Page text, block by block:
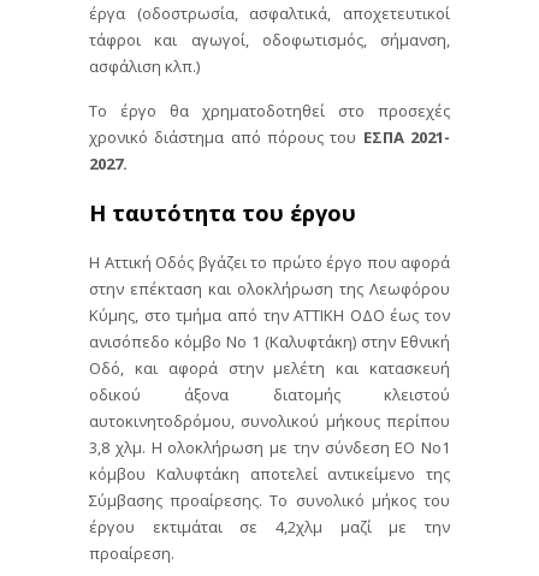
έργα (οδοστρωσία, ασφαλτικά, αποχετευτικοί
τάφροι και αγωγοί, οδοφωτισμός, σήμανση,
ασφάλιση κλπ.)
Το έργο θα χρηματοδοτηθεί στο προσεχές
χρονικό διάστημα από πόρους του ΕΣΠΑ 2021-
2027.
Η ταυτότητα του έργου
Η Αττική Οδός βγάζει το πρώτο έργο που αφορά
στην επέκταση και ολοκλήρωση της Λεωφόρου
Κύμης, στο τμήμα από την ΑΤΤΙΚΗ ΟΔΟ έως τον
ανισόπεδο κόμβο Νο 1 (Καλυφτάκη) στην Εθνική
Οδό, και αφορά στην μελέτη και κατασκευή
οδικού άξονα διατομής κλειστού
αυτοκινητοδρόμου, συνολικού μήκους περίπου
3,8 χλμ. Η ολοκλήρωση με την σύνδεση ΕΟ Νο1
κόμβου Καλυφτάκη αποτελεί αντικείμενο της
Σύμβασης προαίρεσης. Το συνολικό μήκος του
έργου εκτιμάται σε 4,2χλμ μαζί με την
προαίρεση.